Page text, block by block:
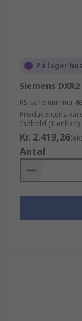
På lager
Siemens DXR2
RS-varenummer
Producentens
Indhold (1 enhed)
Kr. 2.419,26
Antal